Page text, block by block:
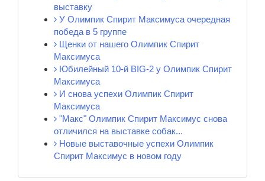
выставку
У Олимпик Спирит Максимуса очередная
победа в 5 группе
Щенки от нашего Олимпик Спирит
Максимуса
Юбилейный 10-й BIG-2 у Олимпик Спирит
Максимуса
И снова успехи Олимпик Спирит
Максимуса
"Макс" Олимпик Спирит Максимус снова
отличился на выставке собак...
Новые выставочные успехи Олимпик
Спирит Максимус в новом году